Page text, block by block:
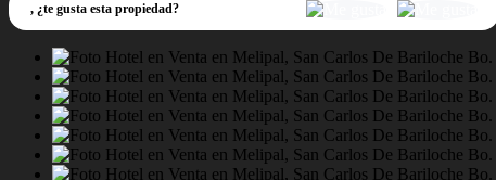
, ¿te gusta esta propiedad?